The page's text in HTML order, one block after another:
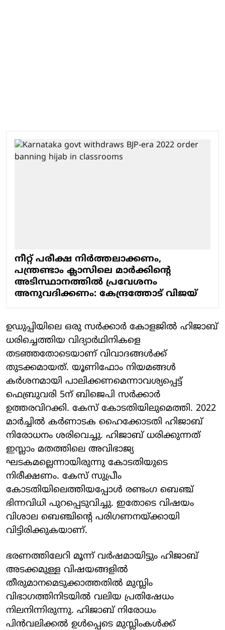
നീറ്റ് പരീക്ഷ നിര്‍ത്തലാക്കണം,
പന്ത്രണ്ടാം ക്ലാസിലെ മാര്‍ക്കിന്റെ
അടിസ്ഥാനത്തില്‍ പ്രവേശനം
അനുവദിക്കണം: കേന്ദ്രത്തോട് വിജയ്
ഉഡുപ്പിയിലെ ഒരു സര്‍ക്കാര്‍ കോളജില്‍ ഹിജാബ്
ധരിച്ചെത്തിയ വിദ്യാര്‍ഥിനികളെ
തടഞ്ഞതോടെയാണ് വിവാദങ്ങള്‍ക്ക്
തുടക്കമായത്. യൂണിഫോം നിയമങ്ങള്‍
കര്‍ശനമായി പാലിക്കണമെന്നാവശ്യപ്പെട്ട്
ഫെബ്രുവരി 5ന് ബിജെപി സര്‍ക്കാര്‍
ഉത്തരവിറക്കി. കേസ് കോടതിയിലുമെത്തി. 2022
മാര്‍ച്ചില്‍ കര്‍ണാടക ഹൈക്കോടതി ഹിജാബ്
നിരോധനം ശരിവെച്ചു. ഹിജാബ് ധരിക്കുന്നത്
ഇസ്ലാം മതത്തിലെ അവിഭാജ്യ
ഘടകമല്ലെന്നായിരുന്നു കോടതിയുടെ
നിരീക്ഷണം. കേസ് സുപ്രീം
കോടതിയിലെത്തിയപ്പോള്‍ രണ്ടംഗ ബെഞ്ച്
ഭിന്നവിധി പുറപ്പെടുവിച്ചു. ഇതോടെ വിഷയം
വിശാല ബെഞ്ചിന്റെ പരിഗണനയ്ക്കായി
വിട്ടിരിക്കുകയാണ്.
ഭരണത്തിലേറി മൂന്ന് വര്‍ഷമായിട്ടും ഹിജാബ്
അടക്കമുള്ള വിഷയങ്ങളില്‍
തീരുമാനമെടുക്കാത്തതില്‍ മുസ്ലിം
വിഭാഗത്തിനിടയില്‍ വലിയ പ്രതിഷേധം
നിലനിന്നിരുന്നു. ഹിജാബ് നിരോധം
പിന്‍വലിക്കല്‍ ഉള്‍പ്പെടെ മുസ്ലിംകള്‍ക്ക്